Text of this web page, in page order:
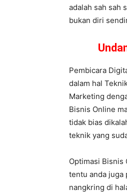
adalah sah sah
bukan diri
Pembicara
dalam hal
Marketing
Bisnis Online
tidak bias
teknik yang
Optimasi Bisnis
tentu anda juga
nangkring di